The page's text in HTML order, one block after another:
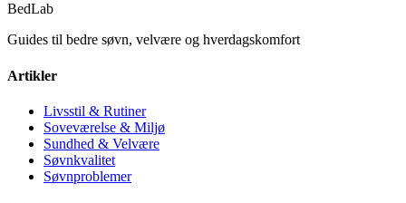
BedLab
Guides til bedre søvn, velvære og hverdagskomfort
Artikler
Livsstil & Rutiner
Soveværelse & Miljø
Sundhed & Velvære
Søvnkvalitet
Søvnproblemer